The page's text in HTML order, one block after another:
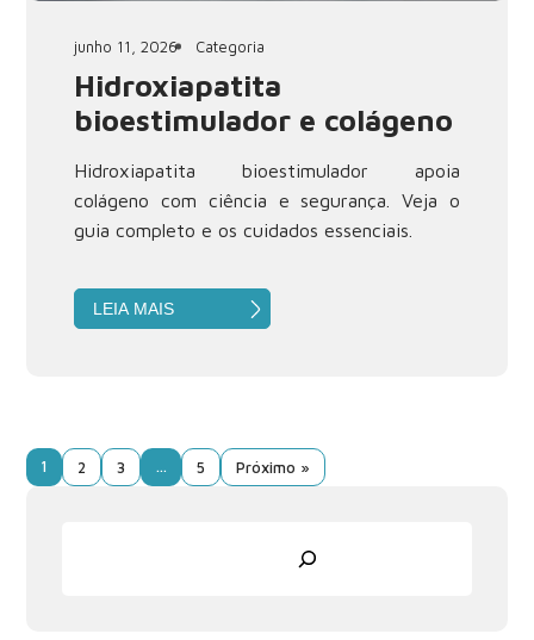
junho 11, 2026 Categoria
Hidroxiapatita
bioestimulador e colágeno
Hidroxiapatita bioestimulador apoia
colágeno com ciência e segurança. Veja o
guia completo e os cuidados essenciais.
LEIA MAIS
1 2 3 … 5 Próximo »